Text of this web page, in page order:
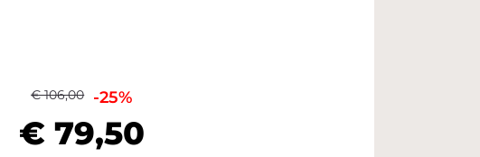
€ 106,00 -25%
€ 79,50